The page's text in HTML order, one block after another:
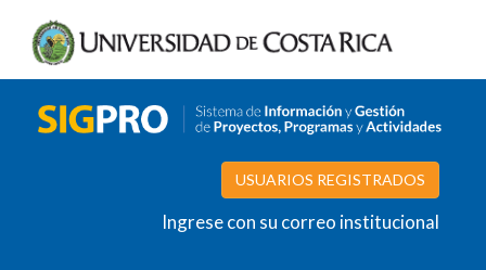
USUARIOS REGISTRADOS
Ingrese con su correo institucional